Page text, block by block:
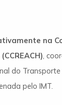
na
(CCREACH)
do
pelo IMT.